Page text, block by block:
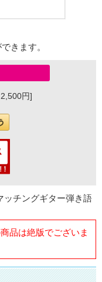
きます。
円]
ッチングギター弾き語
品は絶版でございま